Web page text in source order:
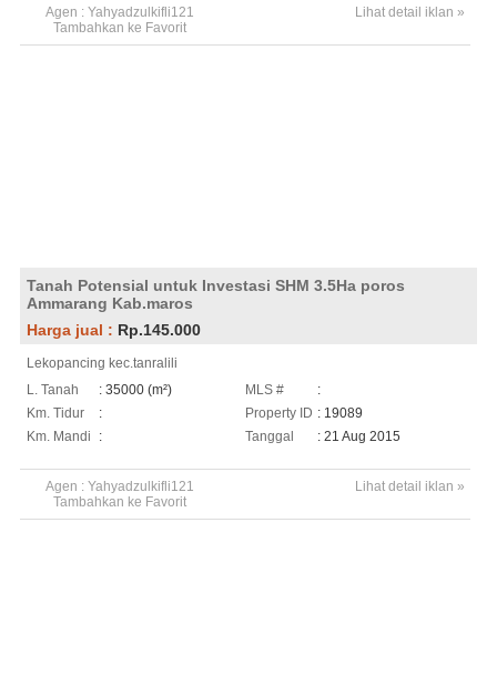
Agen : Yahyadzulkifli121
Lihat detail iklan »
Tambahkan ke Favorit
Tanah Potensial untuk Investasi SHM 3.5Ha poros
Ammarang Kab.maros
Harga jual : Rp.145.000
Lekopancing kec.tanralili
L. Tanah
: 35000 (m²)
Km. Tidur
:
Km. Mandi
:
MLS #
:
Property ID : 19089
Tanggal
: 21 Aug 2015
Agen : Yahyadzulkifli121
Lihat detail iklan »
Tambahkan ke Favorit